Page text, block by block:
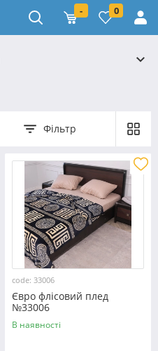
- 0
Фільтр
code: 33006
Євро флісовий плед
№33006
В наявності